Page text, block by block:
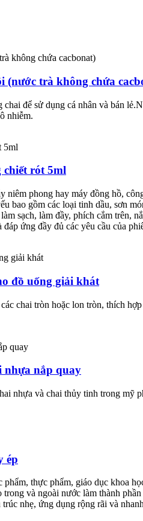
(nước trà không chứa
để sử dụng cá nhân và bán
nhiễm.
chiết rót 5ml
niêm phong hay máy đồng hồ,
bao gồm các loại tinh dầu, sơn
sạch, làm đầy, phích cắm trên,
ứng đầy đủ các yêu cầu của
đồ uống giải khát
chai tròn hoặc lon tròn, thích
nhựa nắp quay
nhựa và chai thủy tinh trong mỹ
ép
thực phẩm, giáo dục khoa
và ngoài nước làm thành
nhẹ, ứng dụng rộng rãi và